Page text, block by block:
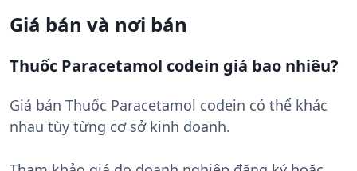
Giá bán và nơi bán
Thuốc Paracetamol codein giá bao nhiêu?
Giá bán Thuốc Paracetamol codein có thể khác
nhau tùy từng cơ sở kinh doanh.